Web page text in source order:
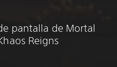
pantalla de Mortal
Reigns